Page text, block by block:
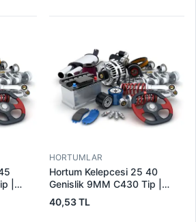
|
HORTUMLAR
Hortum Kelepcesi 25 40
Genislik 9MM C430 Tip |
ERBI C430 25-40
40,53 TL